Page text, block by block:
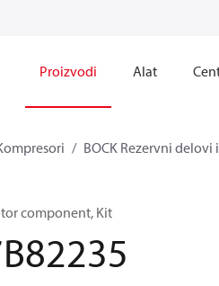
Proizvodi Alat
BOCK Rezervni delovi
component, Kit